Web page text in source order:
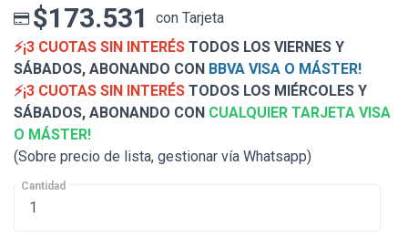
$173.531
con Tarjeta
⚡¡3 CUOTAS SIN INTERÉS TODOS LOS VIERNES Y
SÁBADOS, ABONANDO CON BBVA VISA O MÁSTER!
⚡¡3 CUOTAS SIN INTERÉS TODOS LOS MIÉRCOLES Y
SÁBADOS, ABONANDO CON CUALQUIER TARJETA VISA
O MÁSTER!
(Sobre precio de lista, gestionar vía Whatsapp)
Cantidad